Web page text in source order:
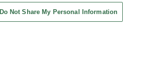
Do Not Share My Personal Information